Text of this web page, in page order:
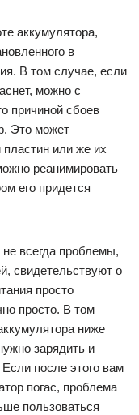
аккумулятора,
в
В том случае, если
можно с
причиной сбоев
Это может
пластин или же их
реанимировать
его придется
всегда проблемы,
свидетельствуют о
просто
просто. В том
ниже
зарядить и
после этого вам
погас, проблема
пользоваться